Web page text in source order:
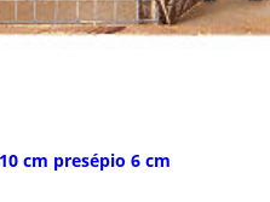
cm presépio 6 cm